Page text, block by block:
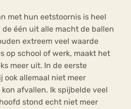
met hun eetstoornis is heel
één uit alle macht de ballen
extreem veel waarde
op school of werk, maakt het
meer uit. In de eerste
ook allemaal niet meer
afvallen. Ik spijbelde veel
stond echt niet meer